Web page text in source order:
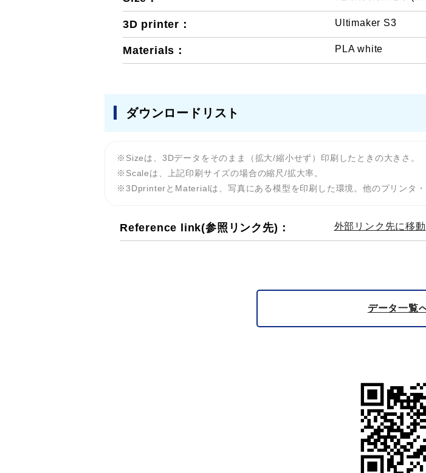
3D printer： Ultimaker S3
Materials： PLA white
ダウンロードリスト
Sizeは、3Dデータをそのまま（拡大/縮小せず）印刷したときの大きさ。
Scaleは、上記印刷サイズの場合の縮尺/拡大率。
3DprinterとMaterialは、写真にある模型を印刷した環境。他のプリンタ・
Reference link(参照リンク先)： 外部リンク先に移動
データ一覧